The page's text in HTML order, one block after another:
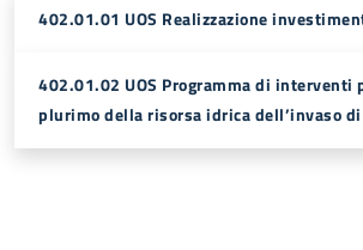
402.01.01 UOS Realizzazione
402.01.02 UOS Programma di interventi
plurimo della risorsa idrica dell’invaso